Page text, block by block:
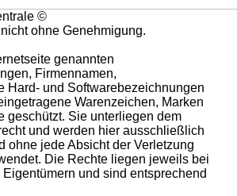
©
ohne Genehmigung.
genannten
Firmennamen,
Hard- und Softwarebezeichnungen
Warenzeichen, Marken
geschützt. Sie unterliegen dem
und werden hier ausschließlich
ohne jede Absicht der Verletzung
Die Rechte liegen jeweils bei
und sind entsprechend